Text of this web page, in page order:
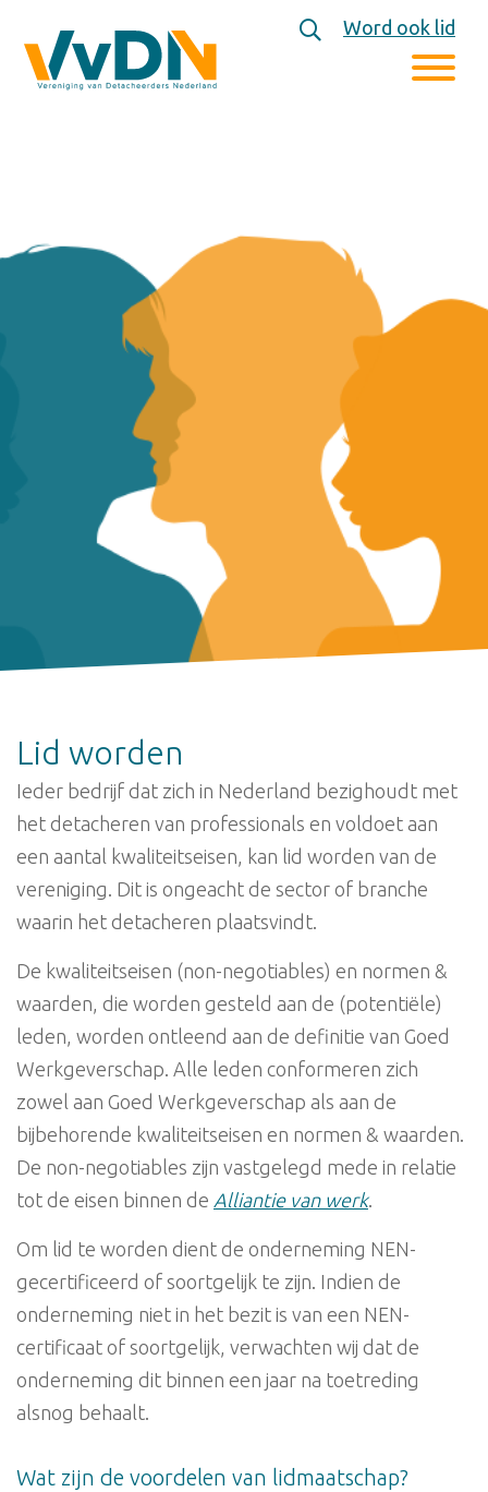
Word ook lid
Lid worden
Ieder bedrijf dat zich in Nederland bezighoudt met
het detacheren van professionals en voldoet aan
een aantal kwaliteitseisen, kan lid worden van de
vereniging. Dit is ongeacht de sector of branche
waarin het detacheren plaatsvindt.
De kwaliteitseisen (non-negotiables) en normen &
waarden, die worden gesteld aan de (potentiële)
leden, worden ontleend aan de definitie van Goed
Werkgeverschap. Alle leden conformeren zich
zowel aan Goed Werkgeverschap als aan de
bijbehorende kwaliteitseisen en normen & waarden.
De non-negotiables zijn vastgelegd mede in relatie
tot de eisen binnen de Alliantie van werk.
Om lid te worden dient de onderneming NEN-
gecertificeerd of soortgelijk te zijn. Indien de
onderneming niet in het bezit is van een NEN-
certificaat of soortgelijk, verwachten wij dat de
onderneming dit binnen een jaar na toetreding
alsnog behaalt.
Wat zijn de voordelen van lidmaatschap?